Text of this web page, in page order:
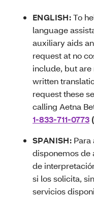
ENGLISH:To
language
auxiliary aids
request at no
include, but are
written
request these
calling Aetna
1-833-711-0773
SPANISH: Para
disponemos de
de
si los solicita,
servicios